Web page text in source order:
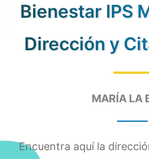
Bienestar IPS
Dirección y
MARÍA LA
Encuentra aquí la